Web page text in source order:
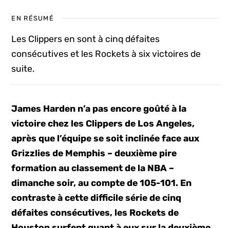
EN RÉSUMÉ
Les Clippers en sont à cinq défaites
consécutives et les Rockets à six victoires de
suite.
James Harden n’a pas encore goûté à la
victoire chez les Clippers de Los Angeles,
après que l’équipe se soit inclinée face aux
Grizzlies de Memphis – deuxième pire
formation au classement de la NBA –
dimanche soir, au compte de 105-101. En
contraste à cette difficile série de cinq
défaites consécutives, les Rockets de